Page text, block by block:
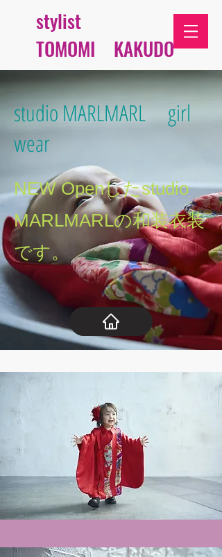
stylist
TOMOMI KAKUDO
​studio MARLMARL girl
wear
NEW Openしたstudio
MARLMARLの和装衣装
です。